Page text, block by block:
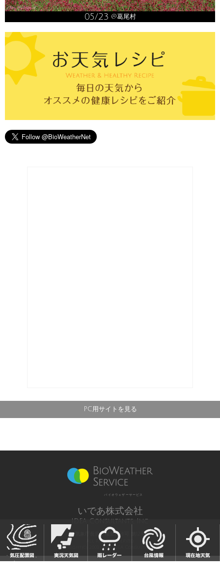
05/23 @葛尾村
PC用サイトを見る
バイオウェザーサービス
いであ株式会社
IDEA Consultants, Inc.
気象庁長官予報業務許可 第12号
All Rights Reserved,
Copyright(c) 2003-2021 IDEA Consultants,Inc